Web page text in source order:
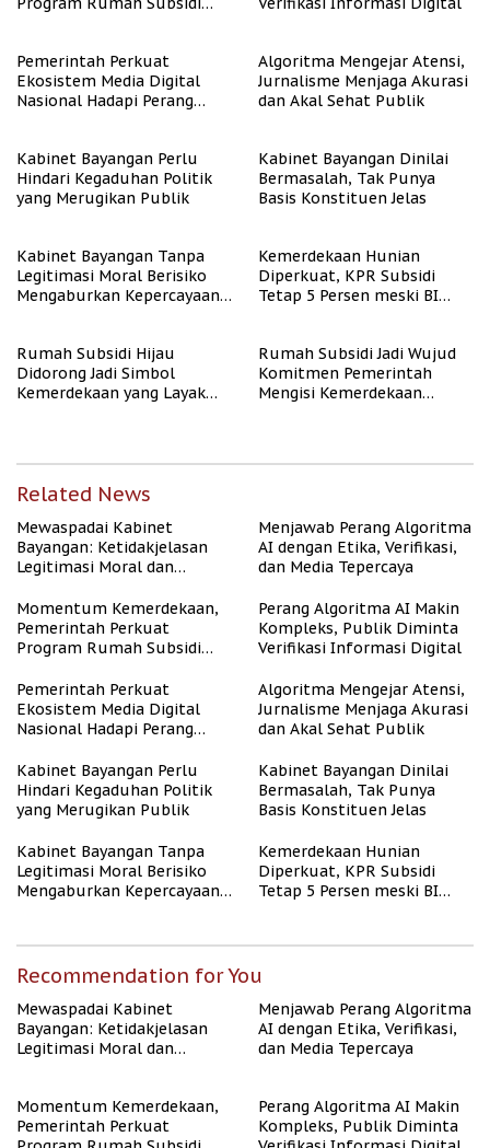
Pemerintah Perkuat
Ekosistem Media Digital
Nasional Hadapi Perang
Algoritma Mengejar Atensi,
Jurnalisme Menjaga Akurasi
dan Akal Sehat Publik
Kabinet Bayangan Perlu
Hindari Kegaduhan Politik
yang Merugikan Publik
Kabinet Bayangan Dinilai
Bermasalah, Tak Punya
Basis Konstituen Jelas
Kabinet Bayangan Tanpa
Legitimasi Moral Berisiko
Mengaburkan Kepercayaan
Kemerdekaan Hunian
Diperkuat, KPR Subsidi
Tetap 5 Persen meski BI
Rumah Subsidi Hijau
Didorong Jadi Simbol
Kemerdekaan yang Layak
Rumah Subsidi Jadi Wujud
Komitmen Pemerintah
Mengisi Kemerdekaan
Related News
Mewaspadai Kabinet
Bayangan: Ketidakjelasan
Legitimasi Moral dan
Menjawab Perang Algoritma
AI dengan Etika, Verifikasi,
dan Media Tepercaya
Momentum Kemerdekaan,
Pemerintah Perkuat
Program Rumah Subsidi
Berpenghasilan Rendah
Perang Algoritma AI Makin
Kompleks, Publik Diminta
Verifikasi Informasi Digital
Pemerintah Perkuat
Ekosistem Media Digital
Nasional Hadapi Perang
Algoritma Mengejar Atensi,
Jurnalisme Menjaga Akurasi
dan Akal Sehat Publik
Kabinet Bayangan Perlu
Hindari Kegaduhan Politik
yang Merugikan Publik
Kabinet Bayangan Dinilai
Bermasalah, Tak Punya
Basis Konstituen Jelas
Kabinet Bayangan Tanpa
Legitimasi Moral Berisiko
Mengaburkan Kepercayaan
Kemerdekaan Hunian
Diperkuat, KPR Subsidi
Tetap 5 Persen meski BI
Recommendation for You
Mewaspadai Kabinet
Bayangan: Ketidakjelasan
Legitimasi Moral dan
Menjawab Perang Algoritma
AI dengan Etika, Verifikasi,
dan Media Tepercaya
Momentum Kemerdekaan,
Pemerintah Perkuat
Perang Algoritma AI Makin
Kompleks, Publik Diminta